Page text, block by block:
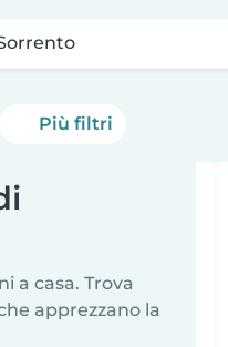
Più filtri
a casa. Trova
apprezzano la